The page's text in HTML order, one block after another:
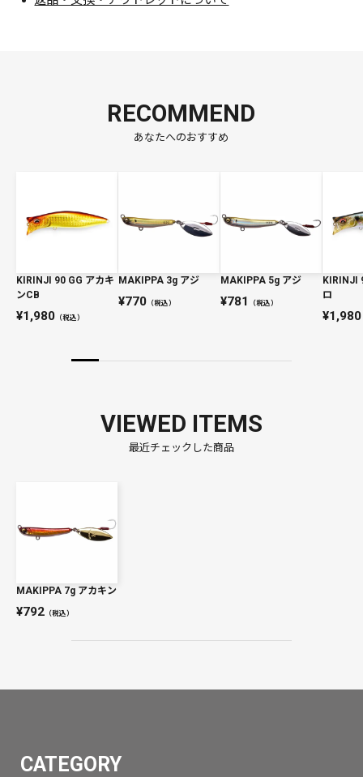
RECOMMEND
あなたへのおすすめ
KIRINJI 90 GG アカキ
ンCB
1,980 （税込）
MAKIPPA 3g アジ
770（税込）
MAKIPPA 5g アジ
781 （税込）
KIRINJI
ロ
1,980
VIEWED ITEMS
最近チェックした商品
MAKIPPA 7g アカキン
792 （税込）
CATEGORY